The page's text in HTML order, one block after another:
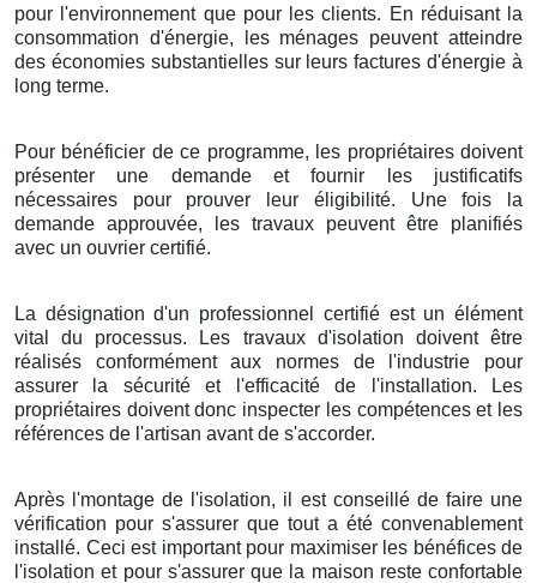
pour l'environnement que pour les clients. En réduisant la
consommation d'énergie, les ménages peuvent atteindre
des économies substantielles sur leurs factures d'énergie à
long terme.
Pour bénéficier de ce programme, les propriétaires doivent
présenter une demande et fournir les justificatifs
nécessaires pour prouver leur éligibilité. Une fois la
demande approuvée, les travaux peuvent être planifiés
avec un ouvrier certifié.
La désignation d'un professionnel certifié est un élément
vital du processus. Les travaux d'isolation doivent être
réalisés conformément aux normes de l'industrie pour
assurer la sécurité et l'efficacité de l'installation. Les
propriétaires doivent donc inspecter les compétences et les
références de l'artisan avant de s'accorder.
Après l'montage de l'isolation, il est conseillé de faire une
vérification pour s'assurer que tout a été convenablement
installé. Ceci est important pour maximiser les bénéfices de
l'isolation et pour s'assurer que la maison reste confortable